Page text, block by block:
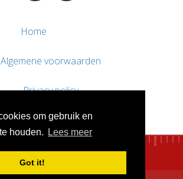
om gebruik en
houden.
Lees meer
Got it!
Home
Algemene voorwaarden
Privacy policy
Contact / Support